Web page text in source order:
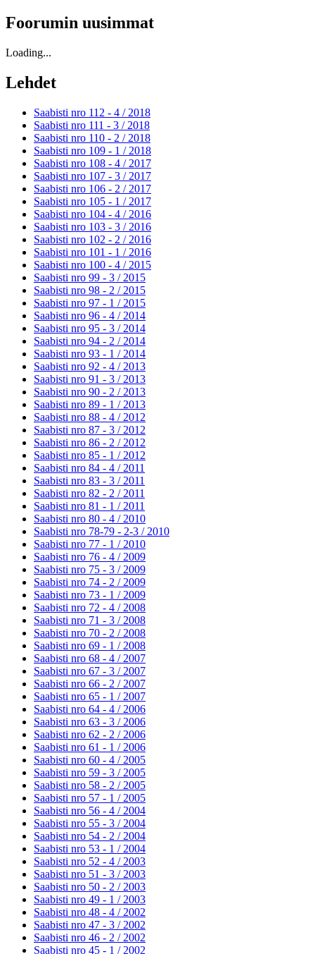
Foorumin uusimmat
Loading...
Lehdet
Saabisti nro 112 - 4 / 2018
Saabisti nro 111 - 3 / 2018
Saabisti nro 110 - 2 / 2018
Saabisti nro 109 - 1 / 2018
Saabisti nro 108 - 4 / 2017
Saabisti nro 107 - 3 / 2017
Saabisti nro 106 - 2 / 2017
Saabisti nro 105 - 1 / 2017
Saabisti nro 104 - 4 / 2016
Saabisti nro 103 - 3 / 2016
Saabisti nro 102 - 2 / 2016
Saabisti nro 101 - 1 / 2016
Saabisti nro 100 - 4 / 2015
Saabisti nro 99 - 3 / 2015
Saabisti nro 98 - 2 / 2015
Saabisti nro 97 - 1 / 2015
Saabisti nro 96 - 4 / 2014
Saabisti nro 95 - 3 / 2014
Saabisti nro 94 - 2 / 2014
Saabisti nro 93 - 1 / 2014
Saabisti nro 92 - 4 / 2013
Saabisti nro 91 - 3 / 2013
Saabisti nro 90 - 2 / 2013
Saabisti nro 89 - 1 / 2013
Saabisti nro 88 - 4 / 2012
Saabisti nro 87 - 3 / 2012
Saabisti nro 86 - 2 / 2012
Saabisti nro 85 - 1 / 2012
Saabisti nro 84 - 4 / 2011
Saabisti nro 83 - 3 / 2011
Saabisti nro 82 - 2 / 2011
Saabisti nro 81 - 1 / 2011
Saabisti nro 80 - 4 / 2010
Saabisti nro 78-79 - 2-3 / 2010
Saabisti nro 77 - 1 / 2010
Saabisti nro 76 - 4 / 2009
Saabisti nro 75 - 3 / 2009
Saabisti nro 74 - 2 / 2009
Saabisti nro 73 - 1 / 2009
Saabisti nro 72 - 4 / 2008
Saabisti nro 71 - 3 / 2008
Saabisti nro 70 - 2 / 2008
Saabisti nro 69 - 1 / 2008
Saabisti nro 68 - 4 / 2007
Saabisti nro 67 - 3 / 2007
Saabisti nro 66 - 2 / 2007
Saabisti nro 65 - 1 / 2007
Saabisti nro 64 - 4 / 2006
Saabisti nro 63 - 3 / 2006
Saabisti nro 62 - 2 / 2006
Saabisti nro 61 - 1 / 2006
Saabisti nro 60 - 4 / 2005
Saabisti nro 59 - 3 / 2005
Saabisti nro 58 - 2 / 2005
Saabisti nro 57 - 1 / 2005
Saabisti nro 56 - 4 / 2004
Saabisti nro 55 - 3 / 2004
Saabisti nro 54 - 2 / 2004
Saabisti nro 53 - 1 / 2004
Saabisti nro 52 - 4 / 2003
Saabisti nro 51 - 3 / 2003
Saabisti nro 50 - 2 / 2003
Saabisti nro 49 - 1 / 2003
Saabisti nro 48 - 4 / 2002
Saabisti nro 47 - 3 / 2002
Saabisti nro 46 - 2 / 2002
Saabisti nro 45 - 1 / 2002